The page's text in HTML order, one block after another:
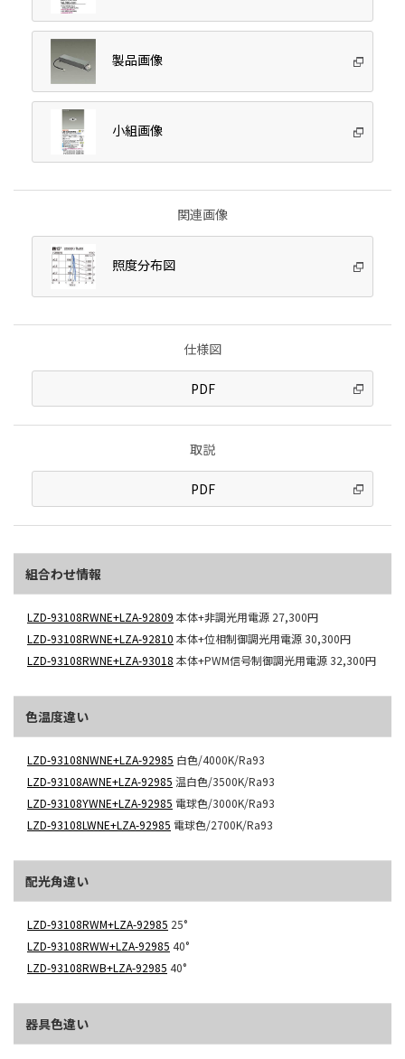
製品画像
小組画像
関連画像
照度分布図
仕様図
PDF
取説
PDF
組合わせ情報
LZD-93108RWNE+LZA-92809 本体+非調光用電源 27,300円
LZD-93108RWNE+LZA-92810 本体+位相制御調光用電源30,300円
LZD-93108RWNE+LZA-93018 本体+PWM信号制御調光用電源32,300円
色温度違い
LZD-93108NWNE+LZA-92985 白色/4000K/Ra93
LZD-93108AWNE+LZA-92985 温白色/3500K/Ra93
LZD-93108YWNE+LZA-92985 電球色/3000K/Ra93
LZD-93108LWNE+LZA-92985 電球色/2700K/Ra93
配光角違い
LZD-93108RWM+LZA-92985 25°
LZD-93108RWW+LZA-92985 40°
LZD-93108RWB+LZA-92985 40°
器具色違い